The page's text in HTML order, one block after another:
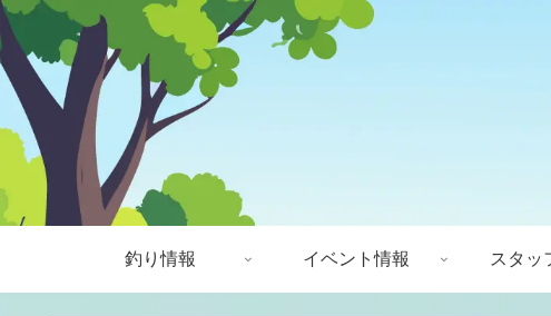
釣り情報 イベント情報 スタッ